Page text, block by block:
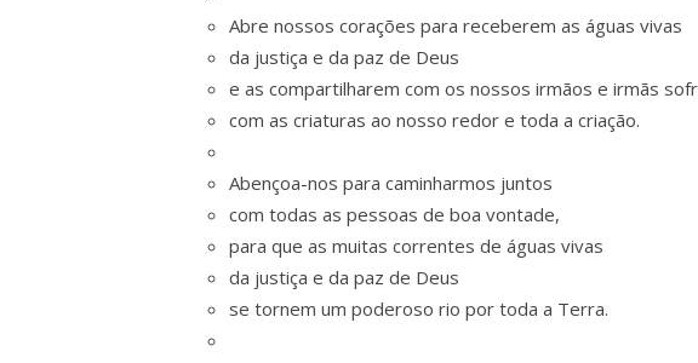
Abre nossos corações para receberem as águas vivas
da justiça e da paz de Deus
e as compartilharem com os nossos irmãos e irmãs
com as criaturas ao nosso redor e toda a criação.
Abençoa-nos para caminharmos juntos
com todas as pessoas de boa vontade,
para que as muitas correntes de águas vivas
da justiça e da paz de Deus
se tornem um poderoso rio por toda a Terra.